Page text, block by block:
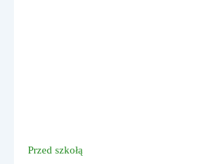
Przed szkołą